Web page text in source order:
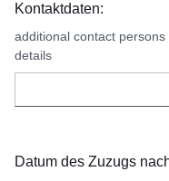
Kontaktdaten:
additional contact
details
Datum des Zuzugs